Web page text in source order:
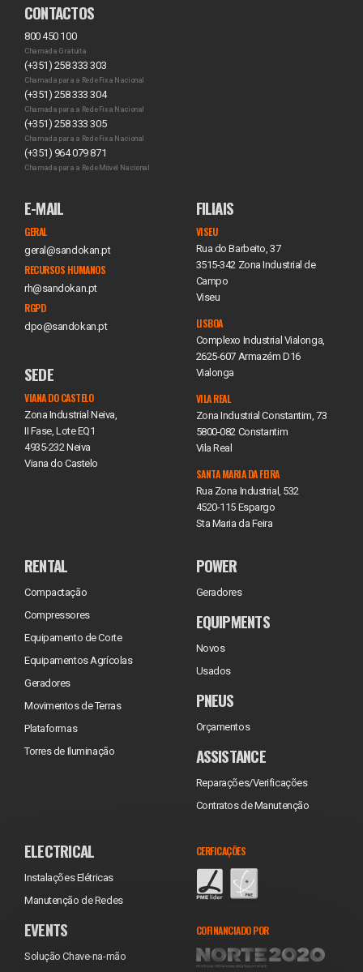
CONTACTOS
800 450 100
Chamada Gratuita
(+351) 258 333 303
Chamada para a Rede Fixa Nacional
(+351) 258 333 304
Chamada para a Rede Fixa Nacional
(+351) 258 333 305
Chamada para a Rede Fixa Nacional
(+351) 964 079 871
Chamada para a Rede Móvel Nacional
E-MAIL
GERAL
geral@sandokan.pt
RECURSOS HUMANOS
rh@sandokan.pt
RGPD
dpo@sandokan.pt
SEDE
VIANA DO CASTELO
Zona Industrial Neiva,
II Fase, Lote EQ1
4935-232 Neiva
Viana do Castelo
FILIAIS
VISEU
Rua do Barbeito, 37
3515-342 Zona Industrial de
Campo
Viseu
LISBOA
Complexo Industrial Vialonga,
2625-607 Armazém D16
Vialonga
VILA REAL
Zona Industrial Constantim, 73
5800-082 Constantim
Vila Real
SANTA MARIA DA FEIRA
Rua Zona Industrial, 532
4520-115 Espargo
Sta Maria da Feira
RENTAL
Compactação
Compressores
Equipamento de Corte
Equipamentos Agrícolas
Geradores
Movimentos de Terras
Plataformas
Torres de Iluminação
POWER
Geradores
EQUIPMENTS
Novos
Usados
PNEUS
Orçamentos
ASSISTANCE
Reparações/Verificações
Contratos de Manutenção
ELECTRICAL
Instalações Elétricas
Manutenção de Redes
EVENTS
Solução Chave-na-mão
CERFICAÇÕES
COFINANCIADO POR